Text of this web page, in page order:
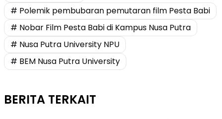
# Polemik pembubaran pemutaran film Pesta Babi
# Nobar Film Pesta Babi di Kampus Nusa Putra
# Nusa Putra University NPU
# BEM Nusa Putra University
BERITA TERKAIT